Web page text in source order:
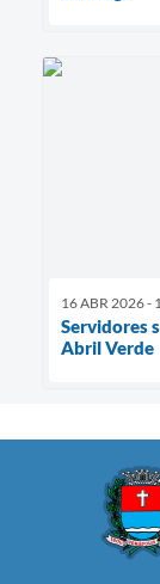
16 ABR 2026 -
Servidores
Abril Verde